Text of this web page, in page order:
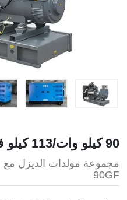
90 كيلو وات/113 كيلو فولت أمبير
90GF